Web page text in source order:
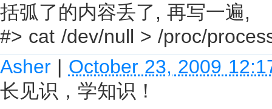
括弧了的内容丢了, 再写一遍,
#> cat /dev/null > /proc/
Asher | October 23, 2009
长见识，学知识！